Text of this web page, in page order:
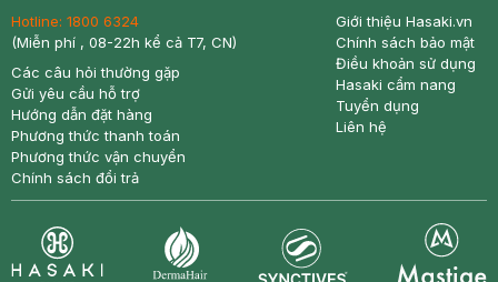
Hotline: 1800 6324
(Miễn phí , 08-22h kể cả T7, CN)
Các câu hỏi thường gặp
Gửi yêu cầu hỗ trợ
Hướng dẫn đặt hàng
Phương thức thanh toán
Phương thức vận chuyển
Chính sách đổi trả
Giới thiệu Hasaki.vn
Chính sách bảo mật
Điều khoản sử dụng
Hasaki cẩm nang
Tuyển dụng
Liên hệ